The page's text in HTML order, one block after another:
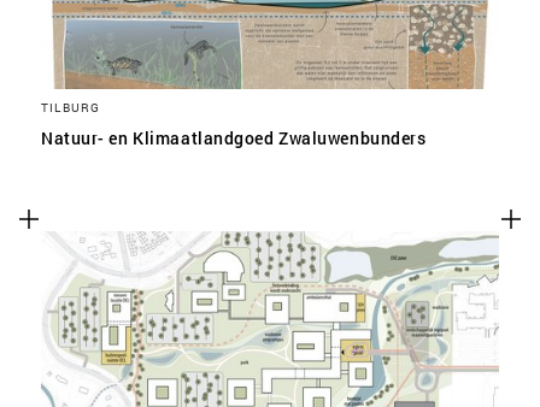
TILBURG
Natuur- en Klimaatlandgoed Zwaluwenbunders